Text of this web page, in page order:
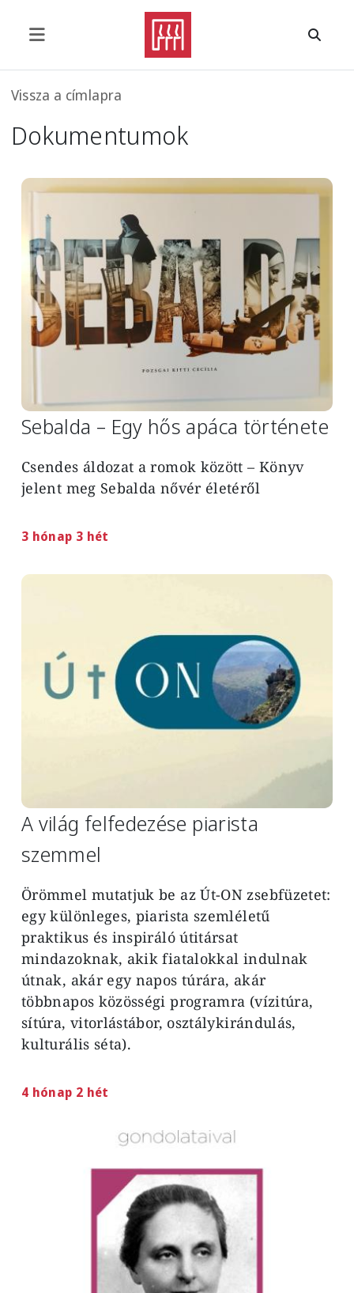
Morzsa
Vissza a címlapra
Dokumentumok
Image
Sebalda – Egy hős apáca története
Csendes áldozat a romok között – Könyv
jelent meg Sebalda nővér életéről
3 hónap 3 hét
Image
A világ felfedezése piarista
szemmel
Örömmel mutatjuk be az Út-ON zsebfüzetet:
egy különleges, piarista szemléletű
praktikus és inspiráló útitársat
mindazoknak, akik fiatalokkal indulnak
útnak, akár egy napos túrára, akár
többnapos közösségi programra (vízitúra,
sítúra, vitorlástábor, osztálykirándulás,
kulturális séta).
4 hónap 2 hét